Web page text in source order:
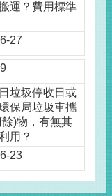
運？費用標準
27
垃圾停收日或
保局垃圾車攜
)物，有無其
用？
23